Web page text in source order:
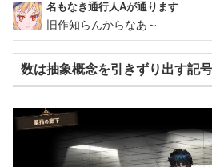
名もなき通行人Aが通ります
旧作知らんからなあ～
数は抽象概念を引きずり出す記